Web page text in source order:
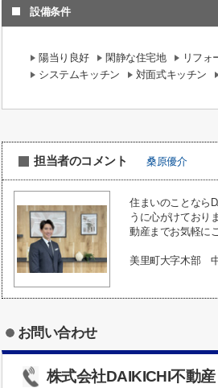
設備条件
陽当り良好 閑静な住宅地 リフォ
システムキッチン
対面式キッチン
担当者のコメント 桑原優介
住まいのことなら
うに心がけており
動産までお気軽に
美里町大字木部
お問い合わせ
株式会社DAIKICHI不動産